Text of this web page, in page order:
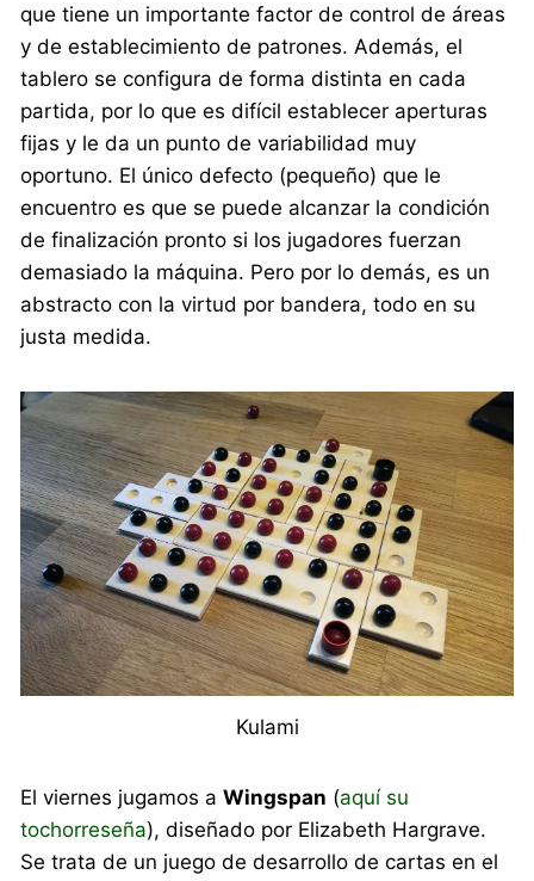
que tiene un importante factor de control de áreas
y de establecimiento de patrones. Además, el
tablero se configura de forma distinta en cada
partida, por lo que es difícil establecer aperturas
fijas y le da un punto de variabilidad muy
oportuno. El único defecto (pequeño) que le
encuentro es que se puede alcanzar la condición
de finalización pronto si los jugadores fuerzan
demasiado la máquina. Pero por lo demás, es un
abstracto con la virtud por bandera, todo en su
justa medida.
Kulami
El viernes jugamos aWingspan (aquí su
tochorreseña), diseñado por Elizabeth Hargrave.
Se trata de un juego de desarrollo de cartas en el